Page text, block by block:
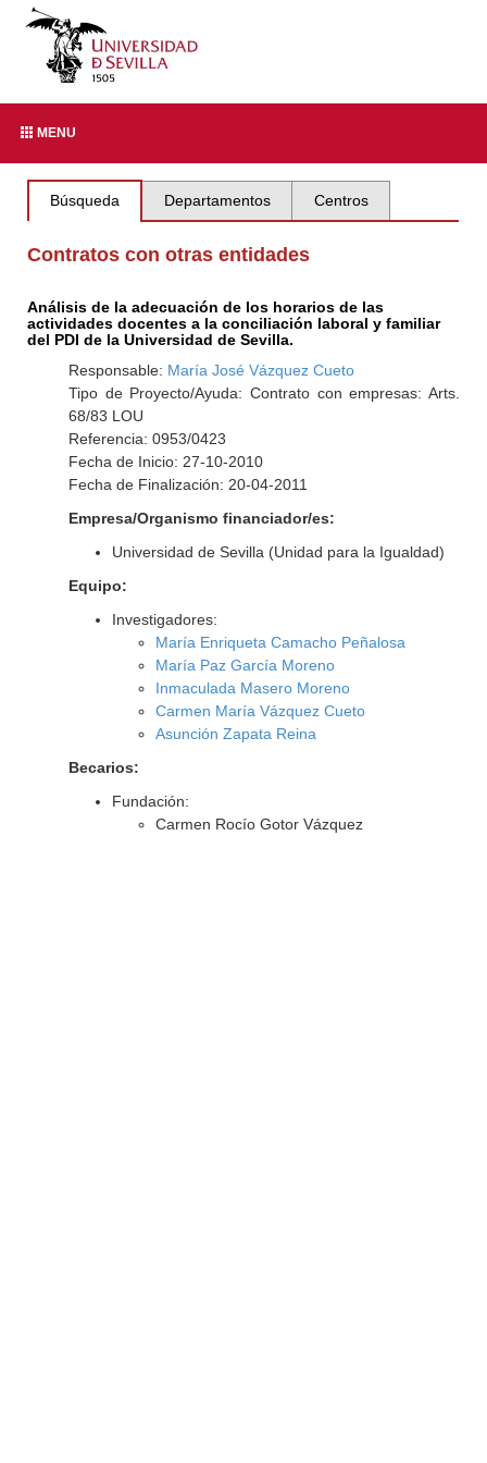
MENU
Búsqueda Departamentos Centros
Contratos con otras entidades
Análisis de la adecuación de los horarios de las
actividades docentes a la conciliación laboral y familiar
del PDI de la Universidad de Sevilla.
Responsable: María José Vázquez Cueto
Tipo de Proyecto/Ayuda: Contrato con empresas: Arts.
68/83 LOU
Referencia: 0953/0423
Fecha de Inicio: 27-10-2010
Fecha de Finalización: 20-04-2011
Empresa/Organismo financiador/es:
Universidad de Sevilla (Unidad para la Igualdad)
Equipo:
Investigadores:
María Enriqueta Camacho Peñalosa
María Paz García Moreno
Inmaculada Masero Moreno
Carmen María Vázquez Cueto
Asunción Zapata Reina
Becarios:
Fundación:
Carmen Rocío Gotor Vázquez